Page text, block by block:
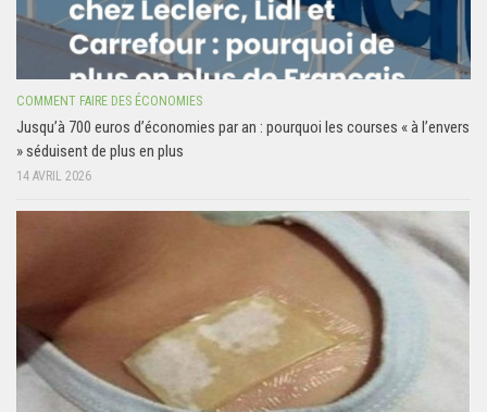
COMMENT FAIRE DES ÉCONOMIES
Jusqu’à 700 euros d’économies par an : pourquoi les courses « à l’envers
» séduisent de plus en plus
14 AVRIL 2026